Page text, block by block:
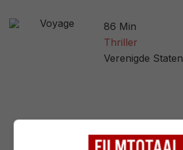
2,6/ 87
86 Min
Thriller
Verenigde Staten